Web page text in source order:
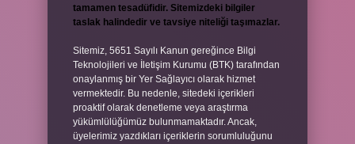
tamamen tesadüfidir. Sitemizdeki bilgiler
taslak halindedir ve tavsiye niteliği taşımazlar.
Sitemiz, 5651 Sayılı Kanun gereğince Bilgi
Teknolojileri ve İletişim Kurumu (BTK) tarafından
onaylanmış bir Yer Sağlayıcı olarak hizmet
vermektedir. Bu nedenle, sitedeki içerikleri
proaktif olarak denetleme veya araştırma
yükümlülüğümüz bulunmamaktadır. Ancak,
üyelerimiz yazdıkları içeriklerin sorumluluğunu